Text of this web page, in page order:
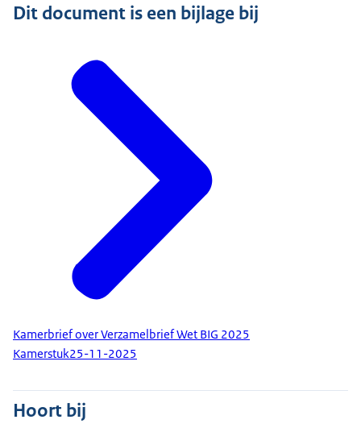
Dit document is een bijlage bij
Kamerbrief over Verzamelbrief Wet BIG 2025
Kamerstuk25-11-2025
Hoort bij